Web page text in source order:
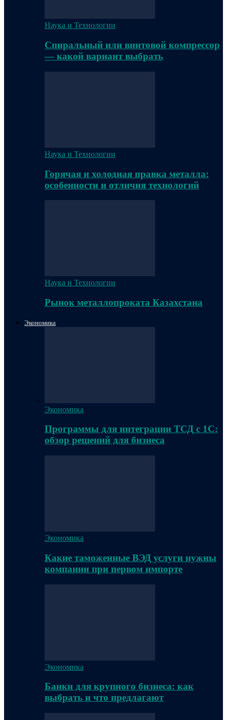
Наука и Технологии
Спиральный или винтовой компрессор
— какой вариант выбрать
Наука и Технологии
Горячая и холодная правка металла:
особенности и отличия технологий
Наука и Технологии
Рынок металлопроката Казахстана
Экономика
Экономика
Программы для интеграции ТСД с 1С:
обзор решений для бизнеса
Экономика
Какие таможенные ВЭД услуги нужны
компании при первом импорте
Экономика
Банки для крупного бизнеса: как
выбрать и что предлагают